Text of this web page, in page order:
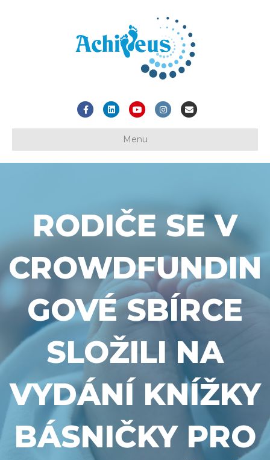
FacebookLinkedinYoutubeInstagram
Email
Menu
RODIČE SE V
CROWDFUNDIN
GOVÉ SBÍRCE
SLOŽILI NA
VYDÁNÍ KNÍŽKY
BÁSNIČKY PRO